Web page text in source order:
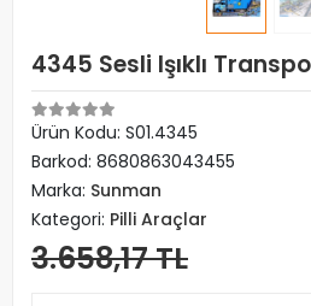
4345 Sesli Işıklı
Ürün Kodu: S01.4345
Barkod: 8680863043455
Marka: Sunman
Kategori: Pilli Araçlar
3.658,17 TL